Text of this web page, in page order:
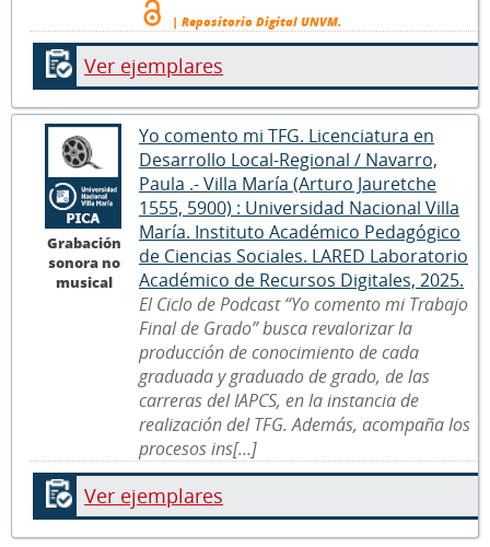
| Repositorio Digital UNVM.
Ver ejemplares
Grabación
sonora no
musical
Yo comento mi TFG. Licenciatura en
Desarrollo Local-Regional / Navarro,
Paula .- Villa María (Arturo Jauretche
1555, 5900) : Universidad Nacional Villa
María. Instituto Académico Pedagógico
de Ciencias Sociales. LARED Laboratorio
Académico de Recursos Digitales, 2025.
El Ciclo de Podcast “Yo comento mi Trabajo
Final de Grado” busca revalorizar la
producción de conocimiento de cada
graduada y graduado de grado, de las
carreras del IAPCS, en la instancia de
realización del TFG. Además, acompaña los
procesos ins[...]
Ver ejemplares